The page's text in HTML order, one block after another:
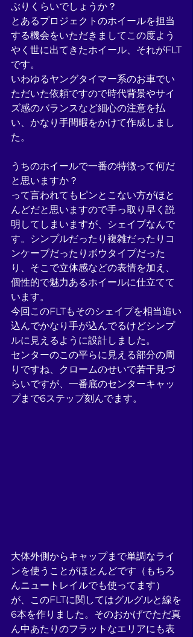
ぶりくらいでしょうか？
とあるプロジェクトのホイールを担当
する機会をいただきましてこの度よう
やく世に出てきたホイール、それがFLT
です。
いわゆるヤングタイマー系のお車でい
ただいた依頼ですので時代背景やサイ
ズ感のバランスなど細心の注意を払
い、かなり手間暇をかけて作成しまし
た。
うちのホイールで一番の特徴って何だ
と思いますか？
って言われてもピンとこない方がほと
んどだと思いますので手っ取り早く説
明してしまいますが、シェイプなんで
す。シンプルだったり複雑だったりコ
ンケーブだったりボウタイプだった
り、そこで立体感などの表情を加え、
個性的で魅力あるホイールに仕立てて
います。
今回このFLTもそのシェイプを相当追い
込んでかなり手が込んでるけどシンプ
ルに見えるように設計しました。
センターのこの平らに見える部分の周
りですね、クロームのせいで若干見づ
らいですが、一番底のセンターキャッ
プまで6ステップ刻んでます。
大体外側からキャップまで単調なライ
ンを使うことがほとんどです（もちろ
んニュートレイルでも使ってます）
が、このFLTに関してはグルグルと線を
6本を作りました。そのおかげでただ真
ん中あたりのフラットなエリアにも表